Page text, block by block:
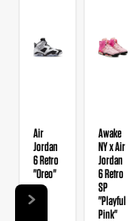
Air
Jordan
6 Retro
"Oreo"
Awake
NY x Air
Jordan
6 Retro
SP
"Playful
Pink"